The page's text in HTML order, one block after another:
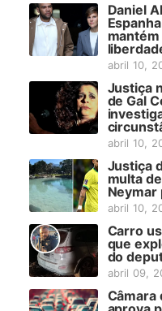
Daniel
abril 10,
Justiça
de Gal
abril 10,
Justiça
multa
Neymar
abril 10,
Carro
que
do
abril 09,
Câmara